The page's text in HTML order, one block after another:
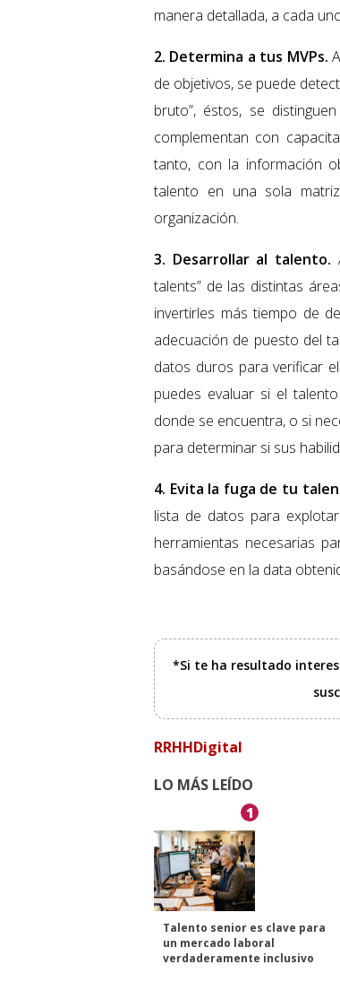
manera detallada, a cada
2. Determina a tus MVPs.
de objetivos, se puede
bruto”, éstos, se
complementan con
tanto, con la información
talento en una sola
organización.
3. Desarrollar al talento.
talents” de las distintas
invertirles más tiempo de
adecuación de puesto del
datos duros para verificar
puedes evaluar si el
donde se encuentra, o si
para determinar si sus
4. Evita la fuga de tu
lista de datos para
herramientas necesarias
basándose en la data
*Si te ha resultado
RRHHDigital
LO MÁS LEÍDO
1
Talento senior es clave para
un mercado laboral
verdaderamente inclusivo